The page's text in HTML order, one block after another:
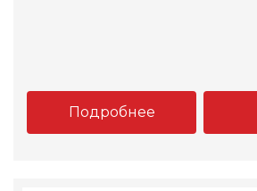
Подробнее